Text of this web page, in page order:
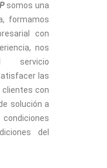
somos una
formamos
con
nos
servicio
las
con
solución a
del